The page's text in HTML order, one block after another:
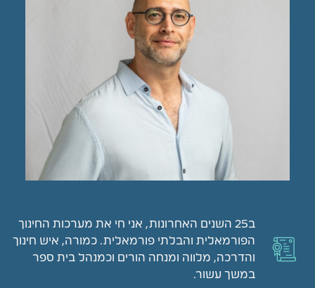
ב25 השנים האחרונות, אני חי את מערכות החינוך
הפורמאלית והבלתי פורמאלית. כמורה, איש חינוך
והדרכה, מלווה ומנחה הורים וכמנהל בית ספר
במשך עשור.